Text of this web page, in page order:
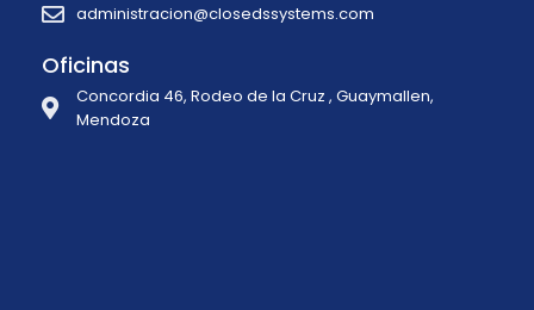
administracion@closedssystems.com
Oficinas
Concordia 46, Rodeo de la Cruz , Guaymallen,
Mendoza